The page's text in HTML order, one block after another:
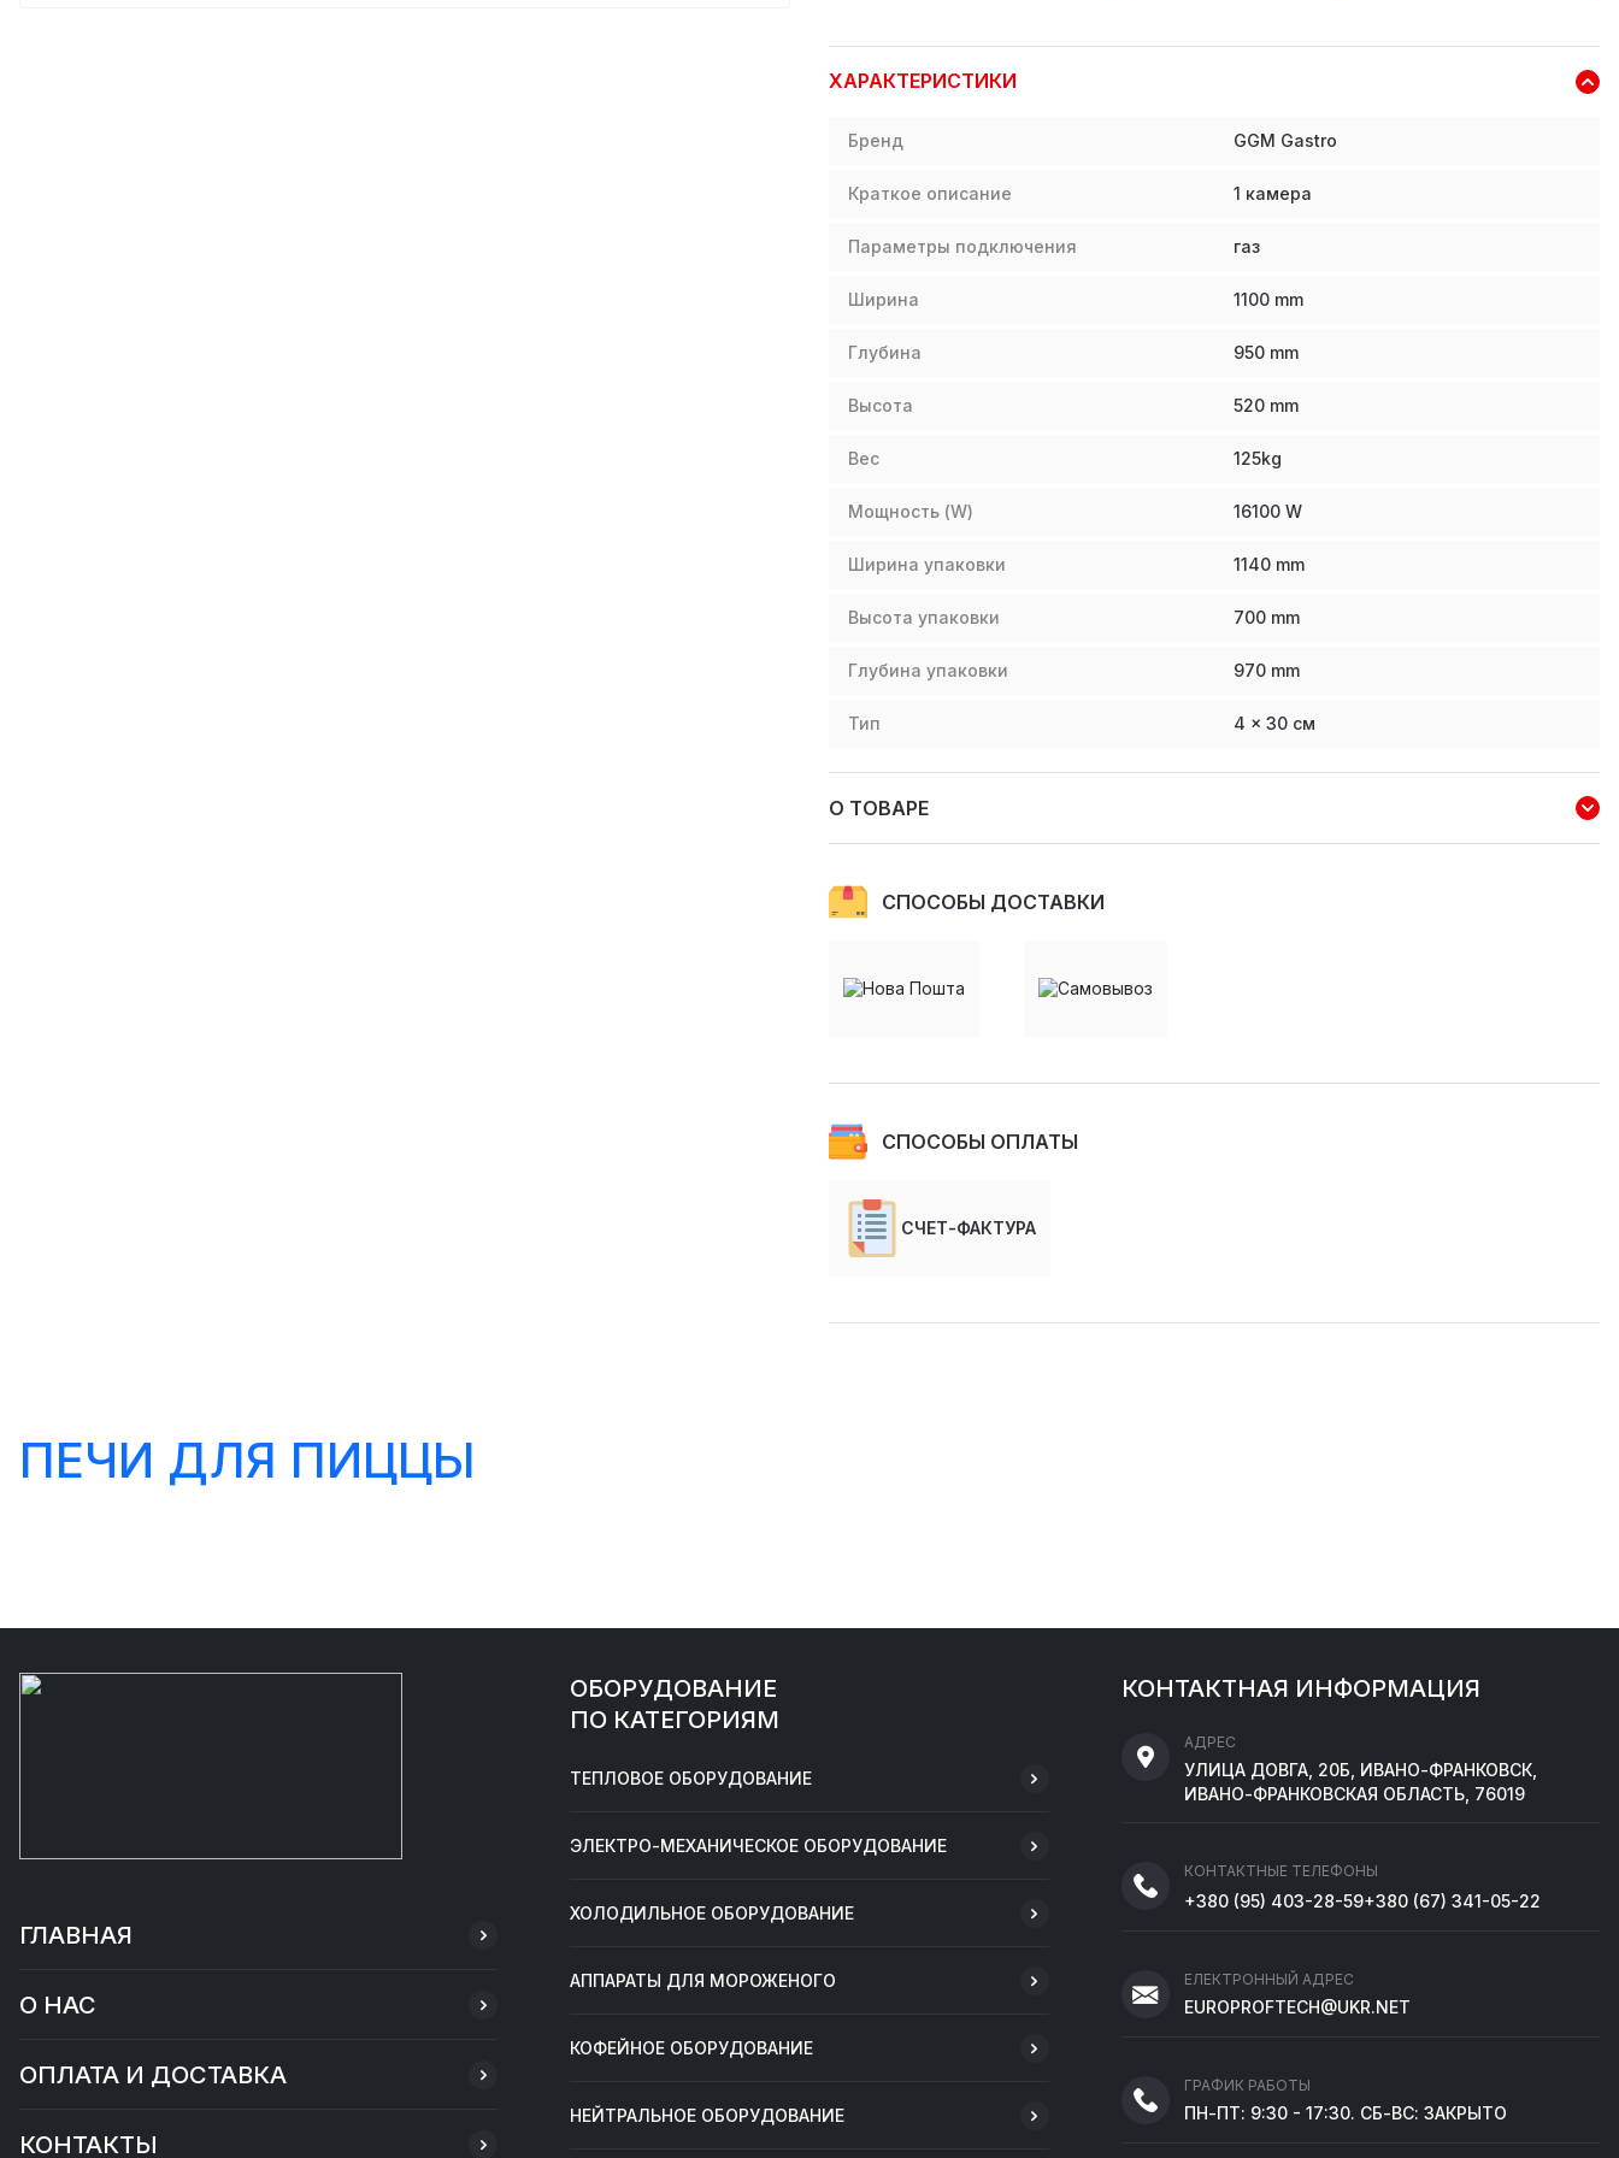
ХАРАКТЕРИСТИКИ
Бренд GGM Gastro
Краткое описание 1 камера
Параметры подключения газ
Ширина 1100 mm
Глубина 950 mm
Высота 520 mm
Вес 125kg
Мощность (W) 16100 W
Ширина упаковки 1140 mm
Высота упаковки 700 mm
Глубина упаковки 970 mm
Тип 4 x 30 см
О ТОВАРЕ
СПОСОБЫ ДОСТАВКИ
СПОСОБЫ ОПЛАТЫ
СЧЕТ-ФАКТУРА
ПЕЧИ ДЛЯ ПИЦЦЫ
ГЛАВНАЯ
О НАС
ОПЛАТА И ДОСТАВКА
КОНТАКТЫ
ОБОРУДОВАНИЕ
ПО КАТЕГОРИЯМ
ТЕПЛОВОЕ ОБОРУДОВАНИЕ
ЭЛЕКТРО-МЕХАНИЧЕСКОЕ ОБОРУДОВАНИЕ
ХОЛОДИЛЬНОЕ ОБОРУДОВАНИЕ
АППАРАТЫ ДЛЯ МОРОЖЕНОГО
КОФЕЙНОЕ ОБОРУДОВАНИЕ
НЕЙТРАЛЬНОЕ ОБОРУДОВАНИЕ
КОНТАКТНАЯ ИНФОРМАЦИЯ
АДРЕС
УЛИЦА ДОВГА, 20Б, ИВАНО-ФРАНКОВСК,
ИВАНО-ФРАНКОВСКАЯ ОБЛАСТЬ, 76019
КОНТАКТНЫЕ ТЕЛЕФОНЫ
+380 (95) 403-28-59+380 (67) 341-05-22
ЕЛЕКТРОННЫЙ АДРЕС
EUROPROFTECH@UKR.NET
ГРАФИК РАБОТЫ
ПН-ПТ: 9:30 - 17:30. СБ-ВС: ЗАКРЫТО